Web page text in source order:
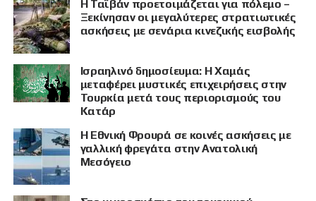
Η Ταϊβάν προετοιμάζεται για πόλεμο –
Ξεκίνησαν οι μεγαλύτερες στρατιωτικές
ασκήσεις με σενάρια κινεζικής εισβολής
Ισραηλινό δημοσίευμα: Η Χαμάς
μεταφέρει μυστικές επιχειρήσεις στην
Τουρκία μετά τους περιορισμούς του
Κατάρ
Η Εθνική Φρουρά σε κοινές ασκήσεις με
γαλλική φρεγάτα στην Ανατολική
Μεσόγειο